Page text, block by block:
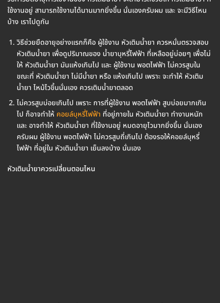
ใช้งานอยู่ สามารถใช้งานได้นานมากยิ่งขึ้น นั่นเองครับผม และ จะมีวิธีไหน
บ้าง เราไปดูกัน
วิธีช่วยยืดอายุอย่างแรกก็คือ ผู้ใช้งาน หัวเติมน้ำยา ควรหมั่นตรวจสอบ
หัวเติมน้ำยา เพื่อดูปริมาณของ น้ำยาบุหรี่ไฟฟ้า ที่เหลืออยู่บ่อยๆ เพื่อไม่
ให้ หัวเติมน้ำยา มันแห้งเกินไป และ ผู้ใช้งาน พอตไฟฟ้า ไม่ควรสูบใน
ขณะที่ หัวเติมน้ำยา ไม่มีน้ำยา หรือ แห้งเกินไป เพราะ จะทำให้ หัวเติม
น้ำยา ไหม้ไวขึ้นนั่นเอง ควรเติมน้ำยาตลอด
ไม่ควรสูบบ่อยเกินไป เพราะ การที่ผู้ใช้งาน พอตไฟฟ้า สูบบ่อยมากเกิน
ไป ก็อาจทำให้ คอยล์บุหรี่ไฟฟ้า ที่อยู่ภายใน หัวเติมน้ำยา ทำงานหนัก
และ อาจทำให้ หัวเติมน้ำยา ที่ใช้งานอยู่ หมดอายุไวมากยิ่งขึ้น นั่นเอง
ครับผม ผู้ใช้งาน พอตไฟฟ้า ไม่ควรสูบถี่เกินไป ต้องรอให้คอยล์บุหรี่
ไฟฟ้า ที่อยู่ใน หัวเติมน้ำยา เย็นลงบ้าง นั่นเอง
หัวเติมน้ำยาควรเปลี่ยนตอนไหน